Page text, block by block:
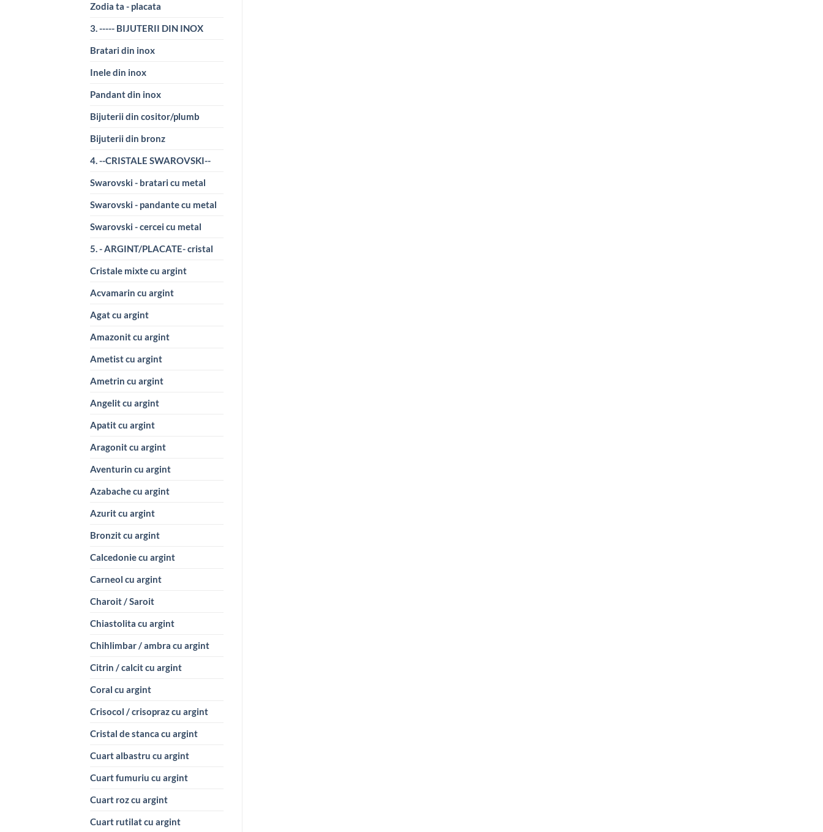
Zodia ta - placata
3. ----- BIJUTERII DIN INOX
Bratari din inox
Inele din inox
Pandant din inox
Bijuterii din cositor/plumb
Bijuterii din bronz
4. --CRISTALE SWAROVSKI--
Swarovski - bratari cu metal
Swarovski - pandante cu metal
Swarovski - cercei cu metal
5. - ARGINT/PLACATE- cristal
Cristale mixte cu argint
Acvamarin cu argint
Agat cu argint
Amazonit cu argint
Ametist cu argint
Ametrin cu argint
Angelit cu argint
Apatit cu argint
Aragonit cu argint
Aventurin cu argint
Azabache cu argint
Azurit cu argint
Bronzit cu argint
Calcedonie cu argint
Carneol cu argint
Charoit / Saroit
Chiastolita cu argint
Chihlimbar / ambra cu argint
Citrin / calcit cu argint
Coral cu argint
Crisocol / crisopraz cu argint
Cristal de stanca cu argint
Cuart albastru cu argint
Cuart fumuriu cu argint
Cuart roz cu argint
Cuart rutilat cu argint